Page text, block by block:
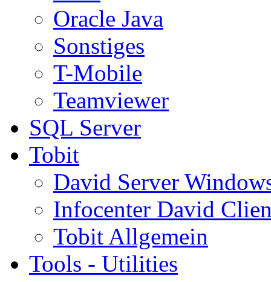
Oracle Java
Sonstiges
T-Mobile
Teamviewer
SQL Server
Tobit
David Server
Infocenter David
Tobit Allgemein
Tools - Utilities